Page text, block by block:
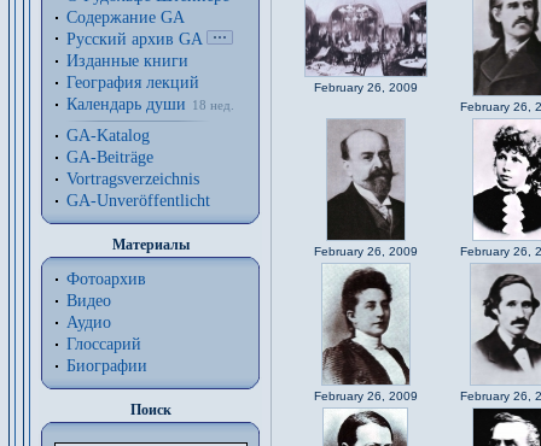
Содержание GA
Русский архив GA
Изданные книги
География лекций
Календарь души
18 нед.
GA-Katalog
GA-Beiträge
Vortragsverzeichnis
GA-Unveröffentlicht
Материалы
Фотоархив
Видео
Аудио
Глоссарий
Биографии
Поиск
February 26, 2009
February 26,
February 26, 2009 February 26,
February 26, 2009 February 26,